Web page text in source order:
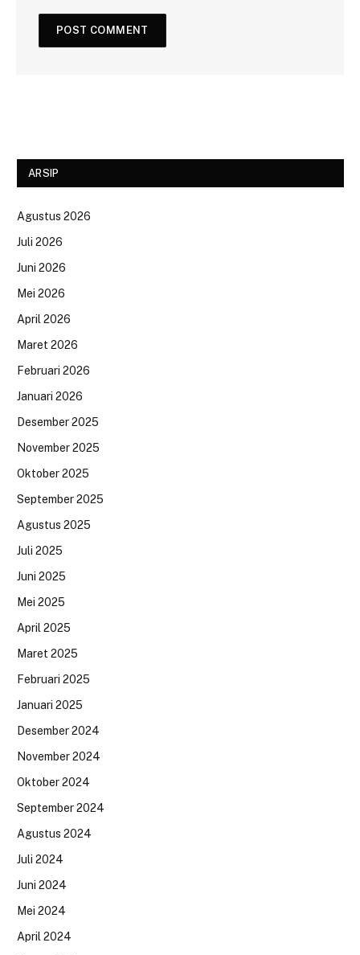
ARSIP
Agustus 2026
Juli 2026
Juni 2026
Mei 2026
April 2026
Maret 2026
Februari 2026
Januari 2026
Desember 2025
November 2025
Oktober 2025
September 2025
Agustus 2025
Juli 2025
Juni 2025
Mei 2025
April 2025
Maret 2025
Februari 2025
Januari 2025
Desember 2024
November 2024
Oktober 2024
September 2024
Agustus 2024
Juli 2024
Juni 2024
Mei 2024
April 2024